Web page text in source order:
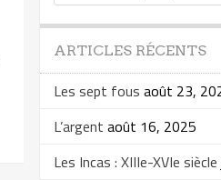
ARTICLES RÉCENTS
Les sept fous août 23,
L’argent août 16, 2025
Les Incas : XIIIe-XVIe siècle